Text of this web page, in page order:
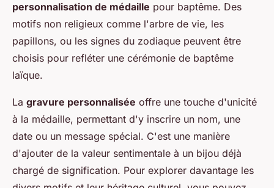
personnalisation de médaille pour baptême. Des
motifs non religieux comme l'arbre de vie, les
papillons, ou les signes du zodiaque peuvent être
choisis pour refléter une cérémonie de baptême
laïque.
La gravure personnalisée offre une touche d'unicité
à la médaille, permettant d'y inscrire un nom, une
date ou un message spécial. C'est une manière
d'ajouter de la valeur sentimentale à un bijou déjà
chargé de signification. Pour explorer davantage les